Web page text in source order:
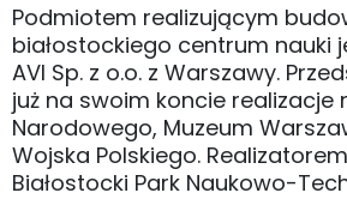
Podmiotem realizującym
białostockiego centrum nauki
AVI Sp. z o.o. z Warszawy.
już na swoim koncie realizacje
Narodowego, Muzeum
Wojska Polskiego.
Białostocki Park Naukowo-